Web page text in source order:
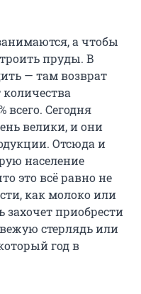
а чтобы
пруды. В
— там возврат
Сегодня
велики, и они
Отсюда и
население
это всё равно не
как молоко или
захочет приобрести
стерлядь или
год в